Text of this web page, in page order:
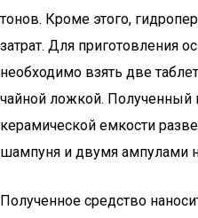
тонов. Кроме этого,
затрат. Для приготовления
необходимо взять две
чайной ложкой. Полученный
керамической емкости
шампуня и двумя ампулами
Полученное средство